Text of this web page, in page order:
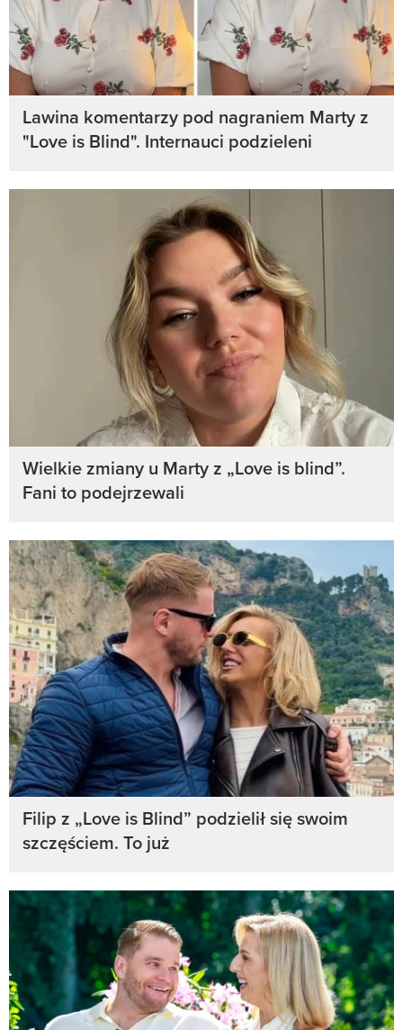
Lawina komentarzy pod nagraniem Marty z
"Love is Blind". Internauci podzieleni
Wielkie zmiany u Marty z „Love is blind”.
Fani to podejrzewali
Filip z „Love is Blind” podzielił się swoim
szczęściem. To już